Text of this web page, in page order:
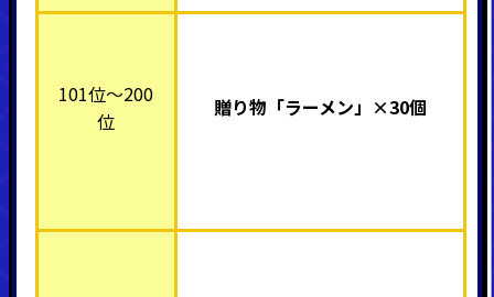
101位～200
位
贈り物「ラーメン」×30個